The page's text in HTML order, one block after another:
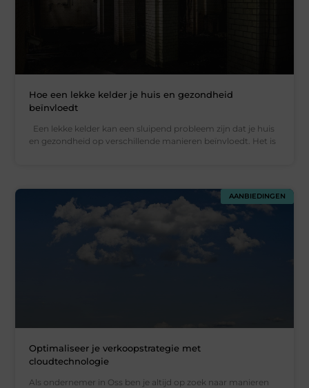
Hoe een lekke kelder je huis en gezondheid
beïnvloedt
Een lekke kelder kan een sluipend probleem zijn dat je huis
en gezondheid op verschillende manieren beïnvloedt. Het is
AANBIEDINGEN
Optimaliseer je verkoopstrategie met
cloudtechnologie
Als ondernemer in Oss ben je altijd op zoek naar manieren